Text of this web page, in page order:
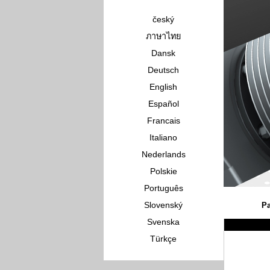
český
ภาษาไทย
Dansk
Deutsch
English
Español
Francais
Italiano
Nederlands
Polskie
Português
Slovenský
Svenska
Türkçe